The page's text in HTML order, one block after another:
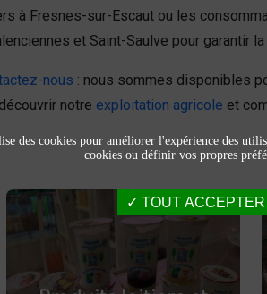
à Fresnes-sur-Escaut ou les
et Saint-Saulve pour
nous : nous sommes disponibles
notre exploitation agricole et
fromage
Dégustez nos
produits laitiers
des cookies pour améliorer l'expérience des
cookies ou définir vos propres
TOUT ACCEPTER